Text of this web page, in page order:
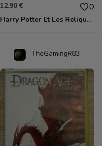
12.90 € 0
Harry Potter Et Les Reliques De La Mort - 1ère Partie Xbox 360
TheGamingR83